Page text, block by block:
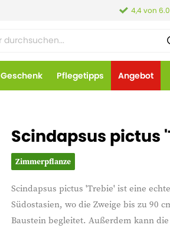
4,4 von
Geschenk Pflegetipps Angebot
Scindapsus pictus
Zimmerpflanze
Scindapsus pictus 'Trebie' ist eine
Südostasien, wo die Zweige bis zu 90
Baustein begleitet. Außerdem kann